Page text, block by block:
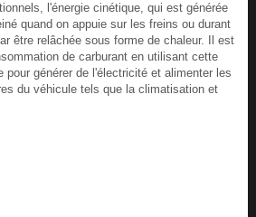
l'énergie cinétique, qui est générée
quand on appuie sur les freins ou durant
être relâchée sous forme de chaleur. Il est
de carburant en utilisant cette
pour générer de l'électricité et alimenter les
du véhicule tels que la climatisation et